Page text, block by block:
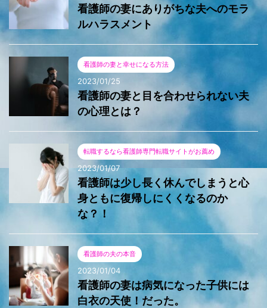
看護師の妻にありがちな夫へのモラ
ルハラスメント
看護師の妻と幸せになる方法
2023/01/25
看護師の妻と目を合わせられない夫
の心理とは？
転職するなら看護師専門転職サイトがお薦め
2023/01/07
看護師は少し長く休んでしまうと心
身ともに復帰しにくくなるのか
な？！
看護師の夫の本音
2023/01/04
看護師の妻は病気になった子供には
白衣の天使！だった。